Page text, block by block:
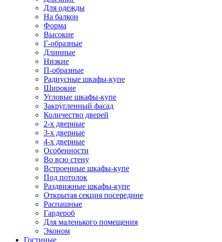
Для одежды
На балкон
Форма
Высокие
Г-образные
Длинные
Низкие
П-образные
Радиусные шкафы-купе
Широкие
Угловые шкафы-купе
Закругленный фасад
Количество дверей
2-х дверные
3-х дверные
4-х дверные
Особенности
Во всю стену
Встроенные шкафы-купе
Под потолок
Раздвижные шкафы-купе
Открытая секция посередине
Распашные
Гардероб
Для маленького помещения
Эконом
Гостиные